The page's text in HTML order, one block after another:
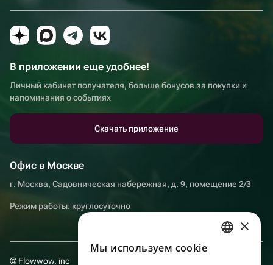
В приложении еще удобнее!
Личный кабинет получателя, больше бонусов за покупки и
напоминания о событиях
Скачать приложение
Офис в Москве
г. Москва, Садовническая набережная, д. 9, помещение 2/3
Режим работы: круглосуточно
© Flowwow, inc
×
Мы используем сookie